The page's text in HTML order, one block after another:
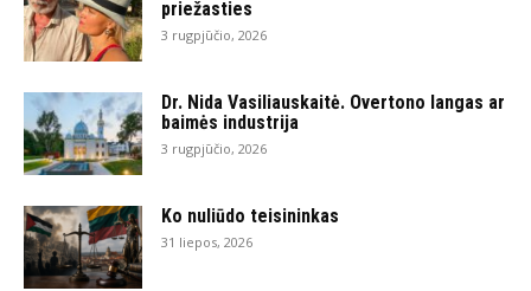
priežasties
3 rugpjūčio, 2026
Dr. Nida Vasiliauskaitė. Overtono langas ar
baimės industrija
3 rugpjūčio, 2026
Ko nuliūdo teisininkas
31 liepos, 2026